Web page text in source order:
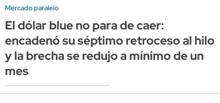
Mercado paralelo
El dólar blue no para de caer:
encadenó su séptimo retroceso al hilo
y la brecha se redujo a mínimo de un
mes